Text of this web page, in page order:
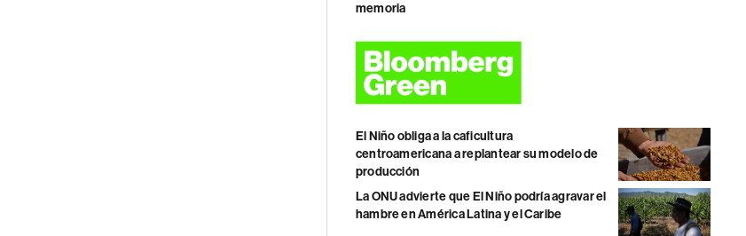
memoria
El Niño obliga a la caficultura
centroamericana a replantear su modelo de
producción
La ONU advierte que El Niño podría agravar el
hambre en América Latina y el Caribe